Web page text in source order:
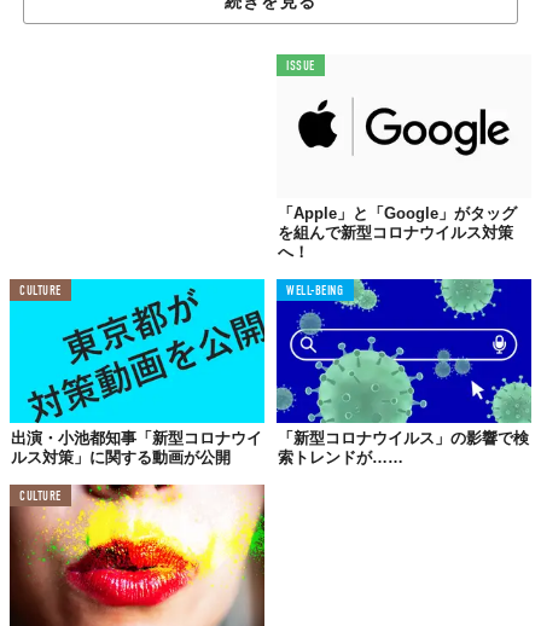
『東京都「新型コロナウイルス対策サイト」』
誰でも改良に貢献でき、公開直後からさまざまな意見・改善策が
寄せられ、より見やすく使いやすくなるのも大いに期待される。
開設直後には、元「ヤフー」社長で現在は東京都副知事を務める
宮坂学氏も自身のTwitter
でアナウンスし、多方面から注目を集め
ている。
東京都のデータを集めた公式サイトを急ぎ開設しました。今
後はデータ公開をさらに進めて東京都オープンデータサイト
から生データをダウンロードして利活用できるようにしてい
きます。ご活用ください。
https://t.co/YwIojsQENy
— 宮坂学 Manabu Miyasaka (@miyasaka)
ISSUE
「Apple」と「Google」がタッグ
を組んで新型コロナウイルス対策
へ！
CULTURE
出演・小池都知事「新型コロナウイ
ルス対策」に関する動画が公開
WELL-BEING
「新型コロナウイルス」の影響で検
索トレンドが……
CULTURE